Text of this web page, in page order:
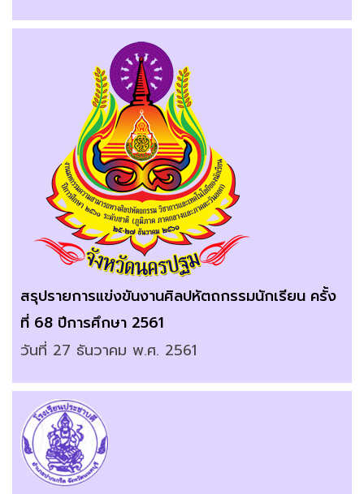
สรุปรายการแข่งขันงานศิลปหัตถกรรมนักเรียน ครั้ง
ที่ 68 ปีการศึกษา 2561
วันที่ 27 ธันวาคม พ.ศ. 2561